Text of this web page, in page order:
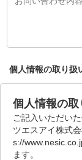
個人情報の取り扱
個人情報の
ご記入いただい
ツエスアイ株式
s://
ます。